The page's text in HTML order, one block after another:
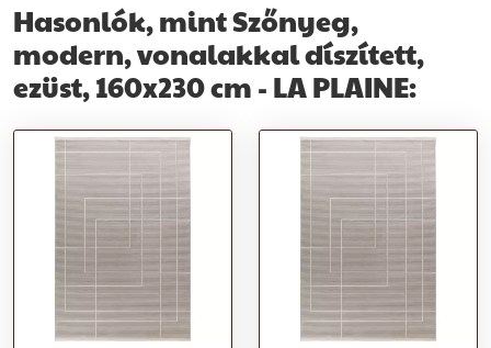
Hasonlók, mint Szőnyeg,
modern, vonalakkal díszített,
ezüst, 160x230 cm - LA PLAINE: